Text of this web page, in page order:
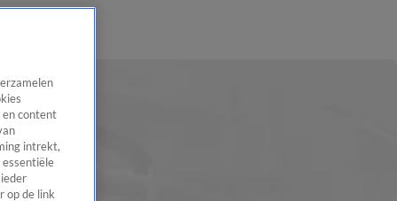
en content
intrekt,
op de link